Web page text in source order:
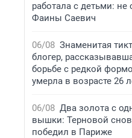
работала с детьми: не
Фаины Саевич
06/08 Знаменитая
блогер,
борьбе с редкой
умерла в возрасте 26
06/08 Два золота с
вышки: Терновой
победил в Париже